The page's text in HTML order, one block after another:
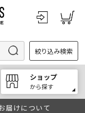
絞り込み検索
ショップ
から探す
届けについて